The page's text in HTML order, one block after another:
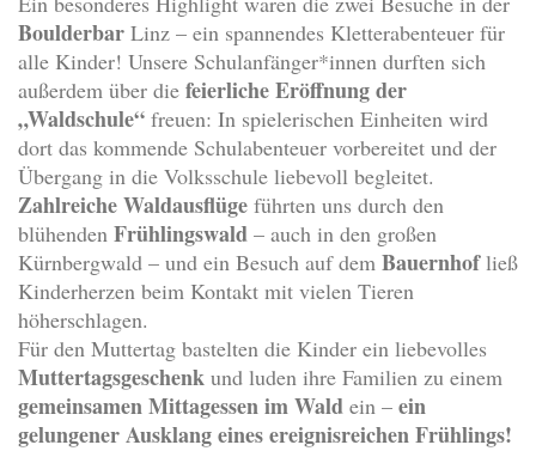
Boulderbar Linz – ein spannendes Kletterabenteuer für
alle Kinder! Unsere Schulanfänger*innen durften sich
außerdem über die feierliche Eröffnung der
„Waldschule“ freuen: In spielerischen Einheiten wird
dort das kommende Schulabenteuer vorbereitet und der
Übergang in die Volksschule liebevoll begleitet.
Zahlreiche Waldausflüge führten uns durch den
blühenden Frühlingswald – auch in den großen
Kürnbergwald – und ein Besuch auf dem Bauernhofließ
Kinderherzen beim Kontakt mit vielen Tieren
höherschlagen.
Für den Muttertag bastelten die Kinder ein liebevolles
Muttertagsgeschenk und luden ihre Familien zu einem
gemeinsamen Mittagessen im Wald ein – ein
gelungener Ausklang eines ereignisreichen Frühlings!